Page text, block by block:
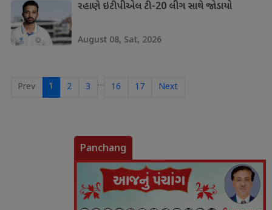
રહાણે ઇટીપીએલ ટી-20 લીગ સાથે જોડાયો
August 08, Sat, 2026
Prev 1 2 3 … 16 17 Next
Panchang